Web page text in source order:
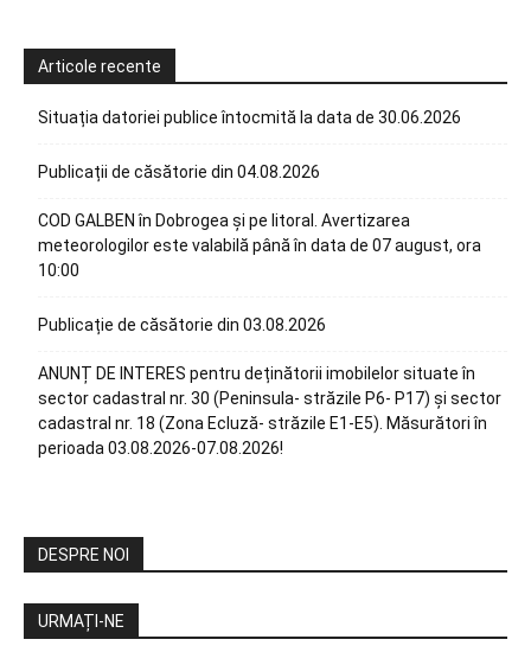
Articole recente
Situația datoriei publice întocmită la data de 30.06.2026
Publicații de căsătorie din 04.08.2026
COD GALBEN în Dobrogea și pe litoral. Avertizarea
meteorologilor este valabilă până în data de 07 august, ora
10:00
Publicație de căsătorie din 03.08.2026
ANUNȚ DE INTERES pentru deținătorii imobilelor situate în
sector cadastral nr. 30 (Peninsula- străzile P6- P17) și sector
cadastral nr. 18 (Zona Ecluză- străzile E1-E5). Măsurători în
perioada 03.08.2026-07.08.2026!
DESPRE NOI
URMAȚI-NE